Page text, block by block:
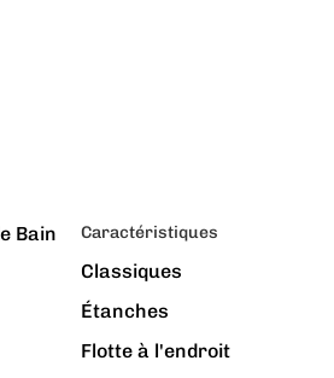
Bain Caractéristiques
Classiques
Étanches
Flotte à l'endroit